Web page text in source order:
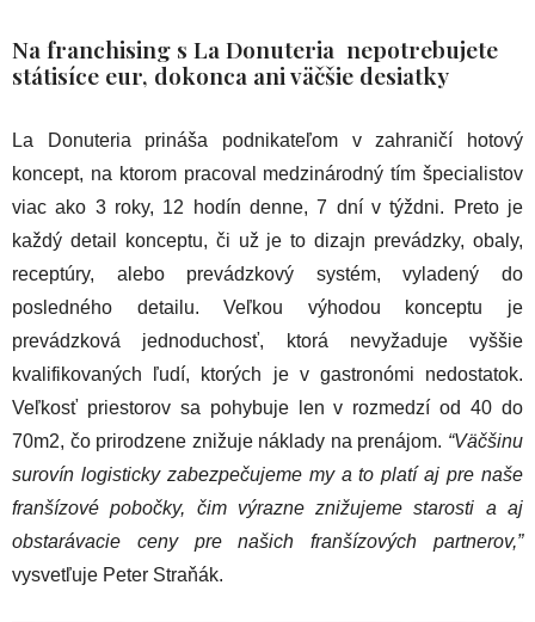
Na franchising s La Donuteria nepotrebujete
státisíce eur, dokonca ani väčšie desiatky
La Donuteria prináša podnikateľom v zahraničí hotový
koncept, na ktorom pracoval medzinárodný tím špecialistov
viac ako 3 roky, 12 hodín denne, 7 dní v týždni. Preto je
každý detail konceptu, či už je to dizajn prevádzky, obaly,
receptúry, alebo prevádzkový systém, vyladený do
posledného detailu. Veľkou výhodou konceptu je
prevádzková jednoduchosť, ktorá nevyžaduje vyššie
kvalifikovaných ľudí, ktorých je v gastronómi nedostatok.
Veľkosť priestorov sa pohybuje len v rozmedzí od 40 do
70m2, čo prirodzene znižuje náklady na prenájom. “Väčšinu
surovín logisticky zabezpečujeme my a to platí aj pre naše
franšízové pobočky, čim výrazne znižujeme starosti a aj
obstarávacie ceny pre našich franšízových partnerov,”
vysvetľuje Peter Straňák.